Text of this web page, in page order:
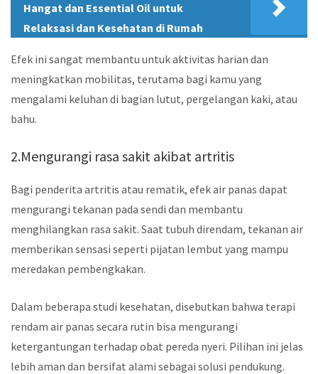
Hangat dan Essential Oil untuk
Relaksasi dan Kesehatan di Rumah
Efek ini sangat membantu untuk aktivitas harian dan
meningkatkan mobilitas, terutama bagi kamu yang
mengalami keluhan di bagian lutut, pergelangan kaki, atau
bahu.
2.Mengurangi rasa sakit akibat artritis
Bagi penderita artritis atau rematik, efek air panas dapat
mengurangi tekanan pada sendi dan membantu
menghilangkan rasa sakit. Saat tubuh direndam, tekanan air
memberikan sensasi seperti pijatan lembut yang mampu
meredakan pembengkakan.
Dalam beberapa studi kesehatan, disebutkan bahwa terapi
rendam air panas secara rutin bisa mengurangi
ketergantungan terhadap obat pereda nyeri. Pilihan ini jelas
lebih aman dan bersifat alami sebagai solusi pendukung.